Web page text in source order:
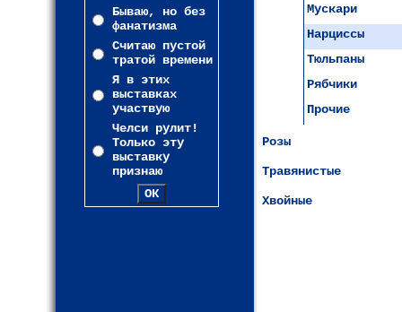
Бываю, но без
фанатизма
Считаю пустой
тратой времени
Я в этих
выставках
участвую
Челси рулит!
Только эту
выставку
признаю
Мускари
Нарциссы
Тюльпаны
Рябчики
Прочие
Розы
Травянистые
Хвойные